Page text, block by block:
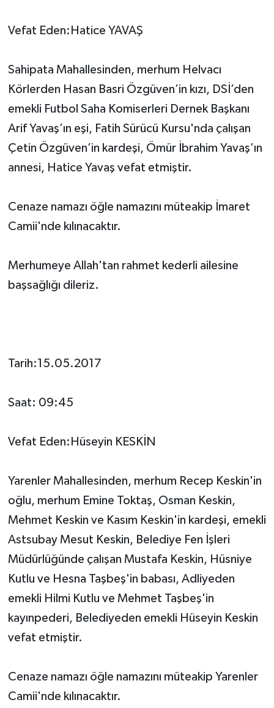
Vefat Eden:Hatice YAVAŞ
Sahipata Mahallesinden, merhum Helvacı
Körlerden Hasan Basri Özgüven’in kızı, DSİ’den
emekli Futbol Saha Komiserleri Dernek Başkanı
Arif Yavaş’ın eşi, Fatih Sürücü Kursu'nda çalışan
Çetin Özgüven’in kardeşi, Ömür İbrahim Yavaş’ın
annesi, Hatice Yavaş vefat etmiştir.
Cenaze namazı öğle namazını müteakip İmaret
Camii'nde kılınacaktır.
Merhumeye Allah'tan rahmet kederli ailesine
başsağlığı dileriz.
Tarih:15.05.2017
Saat: 09:45
Vefat Eden:Hüseyin KESKİN
Yarenler Mahallesinden, merhum Recep Keskin'in
oğlu, merhum Emine Toktaş, Osman Keskin,
Mehmet Keskin ve Kasım Keskin'in kardeşi, emekli
Astsubay Mesut Keskin, Belediye Fen İşleri
Müdürlüğünde çalışan Mustafa Keskin, Hüsniye
Kutlu ve Hesna Taşbeş'in babası, Adliyeden
emekli Hilmi Kutlu ve Mehmet Taşbeş'in
kayınpederi, Belediyeden emekli Hüseyin Keskin
vefat etmiştir.
Cenaze namazı öğle namazını müteakip Yarenler
Camii'nde kılınacaktır.